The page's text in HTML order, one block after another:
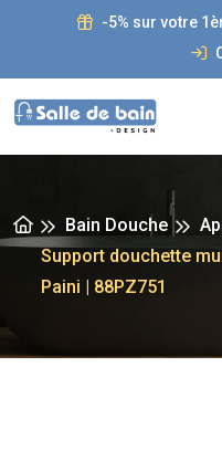
-5% sur votre
Bain Douche
Support douchette
Paini | 88PZ751